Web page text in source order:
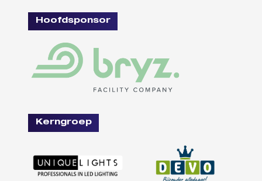
Hoofdsponsor
Kerngroep